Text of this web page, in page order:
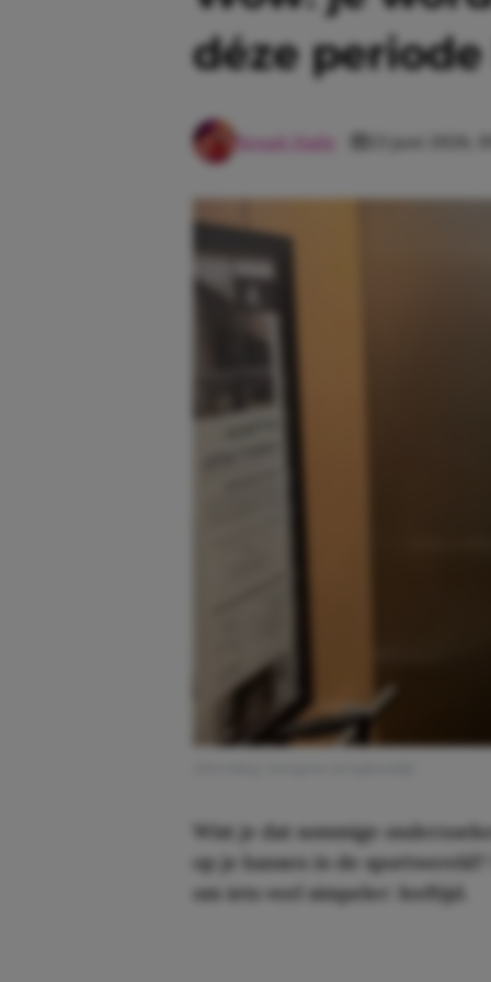
déze
Senait Haile
Wist je dat sommige
op je kansen in de
om iets veel simpeler: leeftijd.